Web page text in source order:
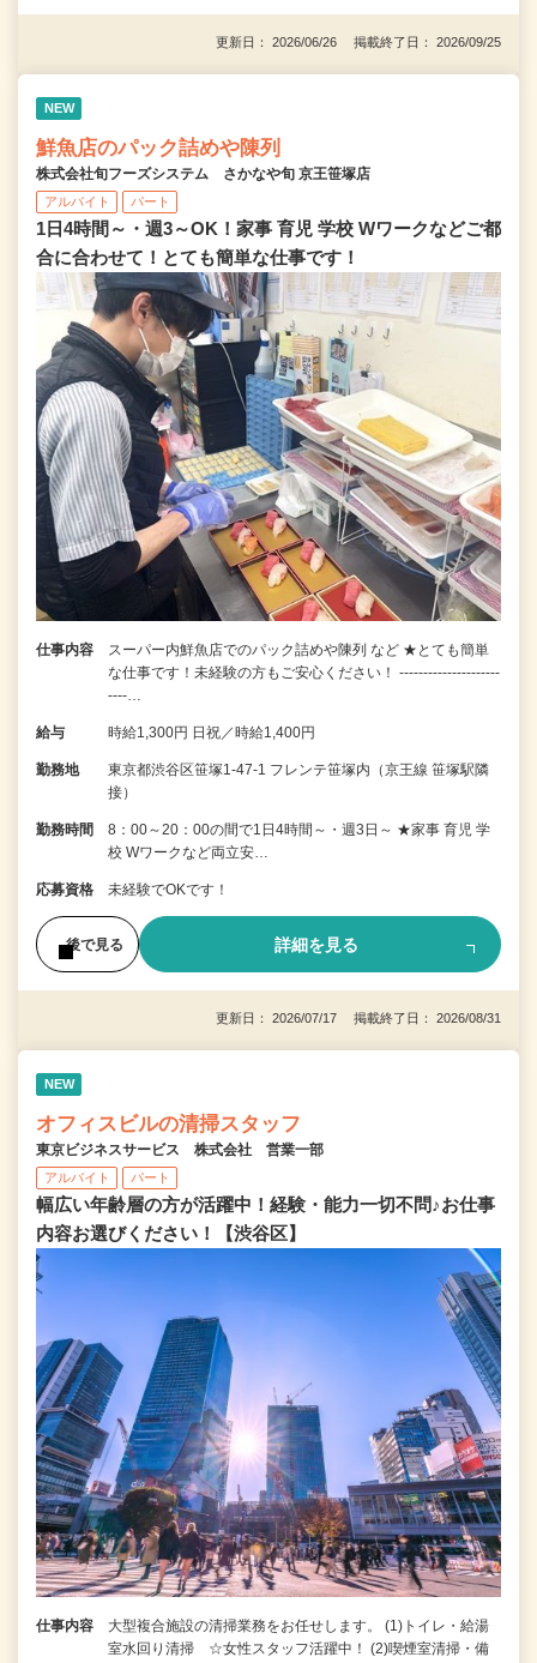
更新日： 2026/06/26 掲載終了日： 2026/09/25
NEW
鮮魚店のパック詰めや陳列
株式会社旬フーズシステム さかなや旬 京王笹塚店
アルバイト パート
1日4時間～・週3～OK！家事 育児 学校 Wワークなどご都
合に合わせて！とても簡単な仕事です！
仕事内容
スーパー内鮮魚店でのパック詰めや陳列 など ★とても簡単
な仕事です！未経験の方もご安心ください！ ---------------------
----…
給与 時給1,300円 日祝／時給1,400円
勤務地
東京都渋谷区笹塚1-47-1 フレンテ笹塚内（京王線 笹塚駅隣
接）
勤務時間
8：00～20：00の間で1日4時間～・週3日～ ★家事 育児 学
校 Wワークなど両立安…
応募資格 未経験でOKです！
後で見る 詳細を見る
更新日： 2026/07/17 掲載終了日： 2026/08/31
NEW
オフィスビルの清掃スタッフ
東京ビジネスサービス 株式会社 営業一部
アルバイト パート
幅広い年齢層の方が活躍中！経験・能力一切不問♪お仕事
内容お選びください！【渋谷区】
仕事内容
大型複合施設の清掃業務をお任せします。 (1)トイレ・給湯
室水回り清掃 ☆女性スタッフ活躍中！ (2)喫煙室清掃・備